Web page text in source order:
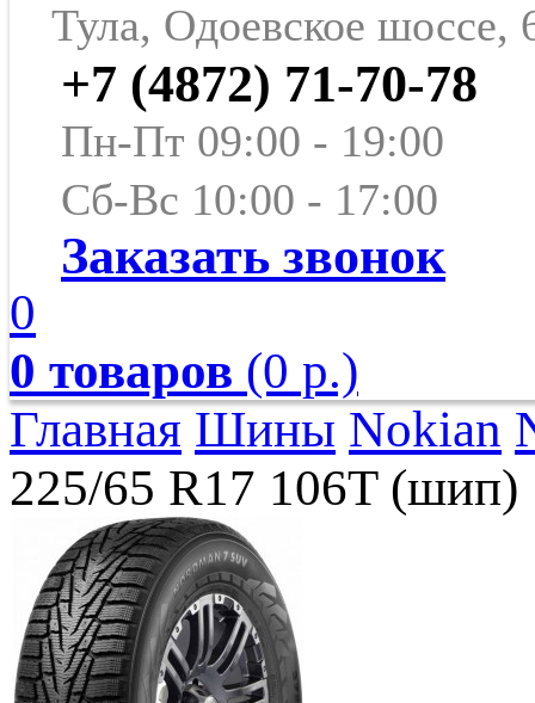
Тула, Одоевское шоссе,
+7 (4872) 71-70-78
Пн-Пт 09:00 - 19:00
Сб-Вс 10:00 - 17:00
Заказать звонок
0
0 товаров (0 р.)
Главная Шины Nokian
225/65 R17 106T (шип)